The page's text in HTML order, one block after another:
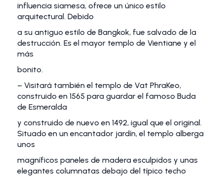
influencia siamesa, ofrece un único estilo
arquitectural. Debido
a su antiguo estilo de Bangkok, fue salvado de la
destrucción. Es el mayor templo de Vientiane y el
más
bonito.
– Visitará también el templo de Vat PhraKeo,
construido en 1565 para guardar el famoso Buda
de Esmeralda
y construido de nuevo en 1492, igual que el original.
Situado en un encantador jardín, el templo alberga
unos
magníficos paneles de madera esculpidos y unas
elegantes columnatas debajo del típico techo